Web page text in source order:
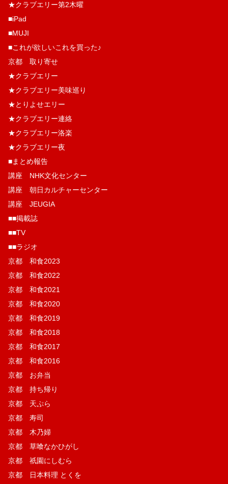
★クラブエリー第2木曜
■iPad
■MUJI
■これが欲しいこれを買った♪
京都 取り寄せ
★クラブエリー
★クラブエリー美味巡り
★とりよせエリー
★クラブエリー連絡
★クラブエリー洛楽
★クラブエリー夜
■まとめ報告
講座 NHK文化センター
講座 朝日カルチャーセンター
講座 JEUGIA
■■掲載誌
■■TV
■■ラジオ
京都 和食2023
京都 和食2022
京都 和食2021
京都 和食2020
京都 和食2019
京都 和食2018
京都 和食2017
京都 和食2016
京都 お弁当
京都 持ち帰り
京都 天ぷら
京都 寿司
京都 木乃婦
京都 草喰なかひがし
京都 祇園にしむら
京都 日本料理 とくを